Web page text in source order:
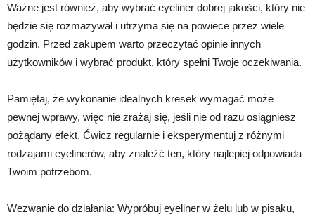
Ważne jest również, aby wybrać eyeliner dobrej jakości, który nie
będzie się rozmazywał i utrzyma się na powiece przez wiele
godzin. Przed zakupem warto przeczytać opinie innych
użytkowników i wybrać produkt, który spełni Twoje oczekiwania.
Pamiętaj, że wykonanie idealnych kresek wymagać może
pewnej wprawy, więc nie zrażaj się, jeśli nie od razu osiągniesz
pożądany efekt. Ćwicz regularnie i eksperymentuj z różnymi
rodzajami eyelinerów, aby znaleźć ten, który najlepiej odpowiada
Twoim potrzebom.
Wezwanie do działania: Wypróbuj eyeliner w żelu lub w pisaku,